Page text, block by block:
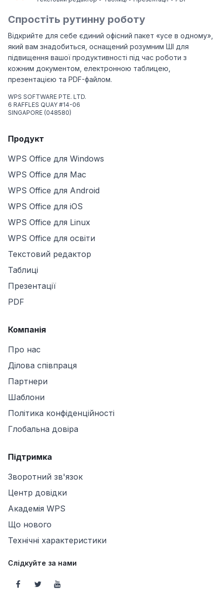
Спростіть рутинну роботу
Відкрийте для себе єдиний офісний пакет «усе в одному»,
який вам знадобиться, оснащений розумним ШІ для
підвищення вашої продуктивності під час роботи з
кожним документом, електронною таблицею,
презентацією та PDF-файлом.
WPS SOFTWARE PTE. LTD.
6 RAFFLES QUAY #14-06
SINGAPORE (048580)
Продукт
WPS Office для Windows
WPS Office для Mac
WPS Office для Android
WPS Office для iOS
WPS Office для Linux
WPS Office для освіти
Текстовий редактор
Таблиці
Презентації
PDF
Компанія
Про нас
Ділова співпраця
Партнери
Шаблони
Політика конфіденційності
Глобальна довіра
Підтримка
Зворотний зв'язок
Центр довідки
Академія WPS
Що нового
Технічні характеристики
Слідкуйте за нами